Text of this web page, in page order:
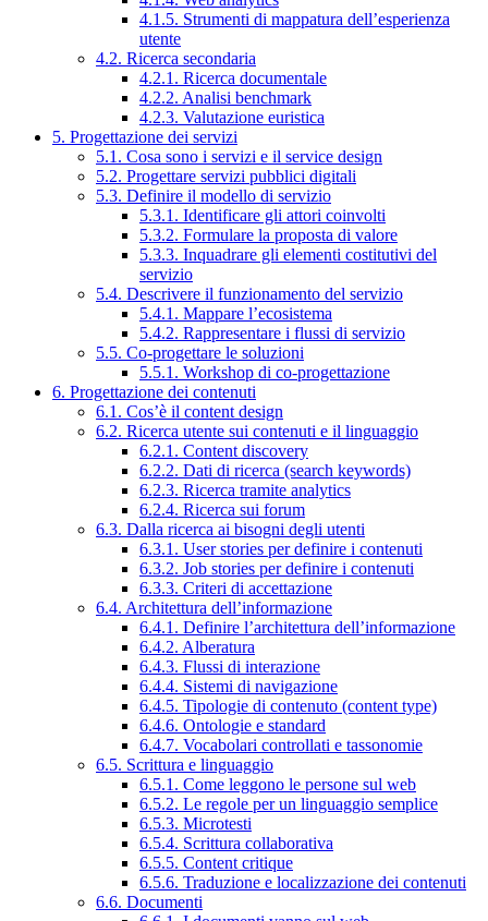
4.1.5. Strumenti di mappatura dell’esperienza
utente
4.2. Ricerca secondaria
4.2.1. Ricerca documentale
4.2.2. Analisi benchmark
4.2.3. Valutazione euristica
5. Progettazione dei servizi
5.1. Cosa sono i servizi e il service design
5.2. Progettare servizi pubblici digitali
5.3. Definire il modello di servizio
5.3.1. Identificare gli attori coinvolti
5.3.2. Formulare la proposta di valore
5.3.3. Inquadrare gli elementi costitutivi del
servizio
5.4. Descrivere il funzionamento del servizio
5.4.1. Mappare l’ecosistema
5.4.2. Rappresentare i flussi di servizio
5.5. Co-progettare le soluzioni
5.5.1. Workshop di co-progettazione
6. Progettazione dei contenuti
6.1. Cos’è il content design
6.2. Ricerca utente sui contenuti e il linguaggio
6.2.1. Content discovery
6.2.2. Dati di ricerca (search keywords)
6.2.3. Ricerca tramite analytics
6.2.4. Ricerca sui forum
6.3. Dalla ricerca ai bisogni degli utenti
6.3.1. User stories per definire i contenuti
6.3.2. Job stories per definire i contenuti
6.3.3. Criteri di accettazione
6.4. Architettura dell’informazione
6.4.1. Definire l’architettura dell’informazione
6.4.2. Alberatura
6.4.3. Flussi di interazione
6.4.4. Sistemi di navigazione
6.4.5. Tipologie di contenuto (content type)
6.4.6. Ontologie e standard
6.4.7. Vocabolari controllati e tassonomie
6.5. Scrittura e linguaggio
6.5.1. Come leggono le persone sul web
6.5.2. Le regole per un linguaggio semplice
6.5.3. Microtesti
6.5.4. Scrittura collaborativa
6.5.5. Content critique
6.5.6. Traduzione e localizzazione dei contenuti
6.6. Documenti